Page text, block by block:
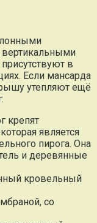
вертикальными
в
Если мансарда
утепляют ещё
крепят
является
пирога. Она
и деревянные
кровельный
со